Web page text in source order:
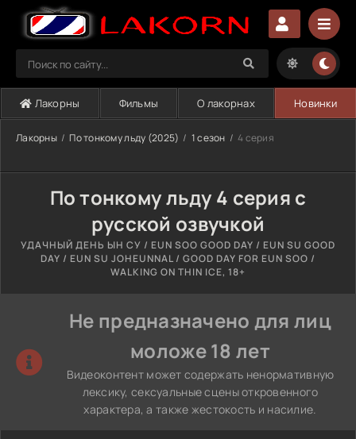
Лакорны Фильмы О лакорнах Новинки
Лакорны По тонкому льду (2025) 1 сезон 4 серия
По тонкому льду 4 серия с
русской озвучкой
УДАЧНЫЙ ДЕНЬ ЫН СУ / EUN SOO GOOD DAY / EUN SU GOOD
DAY / EUN SU JOHEUNNAL / GOOD DAY FOR EUN SOO /
WALKING ON THIN ICE, 18+
Не предназначено для лиц
моложе 18 лет
Видеоконтент может содержать ненормативную
лексику, сексуальные сцены откровенного
характера, а также жестокость и насилие.